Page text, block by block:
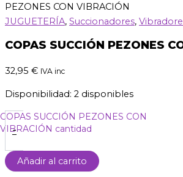
PEZONES CON VIBRACIÓN
JUGUETERÍA, Succionadores,
COPAS SUCCIÓN PEZONES
32,95 € IVA inc
Disponibilidad: 2 disponibles
-
COPAS SUCCIÓN PEZONES CON
VIBRACIÓN cantidad
Añadir al carrito